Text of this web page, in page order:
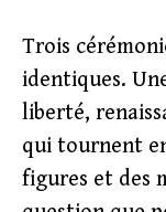
Trois
identiques.
liberté,
qui tournent
figures et des